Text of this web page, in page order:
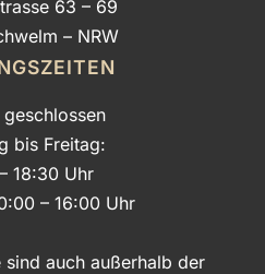
63 – 69
– NRW
bis Freitag:
18:30 Uhr
– 16:00 Uhr
sind auch außerhalb der